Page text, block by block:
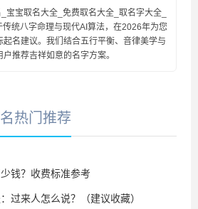
宝宝取名大全_免费取名大全_取名字大全_
统八字命理与现代AI算法，在2026年为您
名建议。我们结合五行平衡、音律美学与
推荐吉祥如意的名字方案。
热门推荐
钱？收费标准参考
过来人怎么说？（建议收藏）